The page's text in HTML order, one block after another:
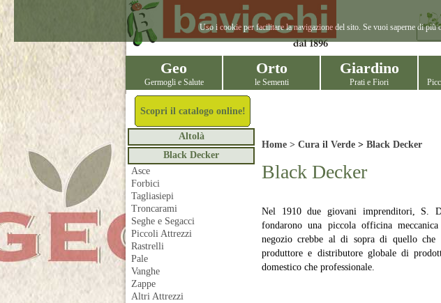
Geo
Germogli e Salute
Orto
le Sementi
Giardino
Prati e Fiori
Scopri il catalogo online!
Altolà
Black Decker
Asce
Forbici
Tagliasiepi
Troncarami
Seghe e Segacci
Piccoli Attrezzi
Rastrelli
Pale
Vanghe
Zappe
Altri Attrezzi
Home > Cura il Verde > Black Decker
Black Decker
Nel 1910 due giovani imprenditori, S.
fondarono una piccola officina
negozio crebbe al di sopra di quello che
produttore e distributore globale di
domestico che professionale.
Uso i cookie per facilitare la navigazione del sito. Se vuoi saperne di più